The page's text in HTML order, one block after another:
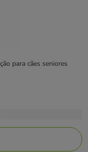
para cães seniores